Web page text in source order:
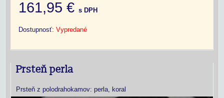
161,95 € s DPH
Dostupnosť: Vypredané
Prsteň perla
Prsteň z polodrahokamov: perla, koral